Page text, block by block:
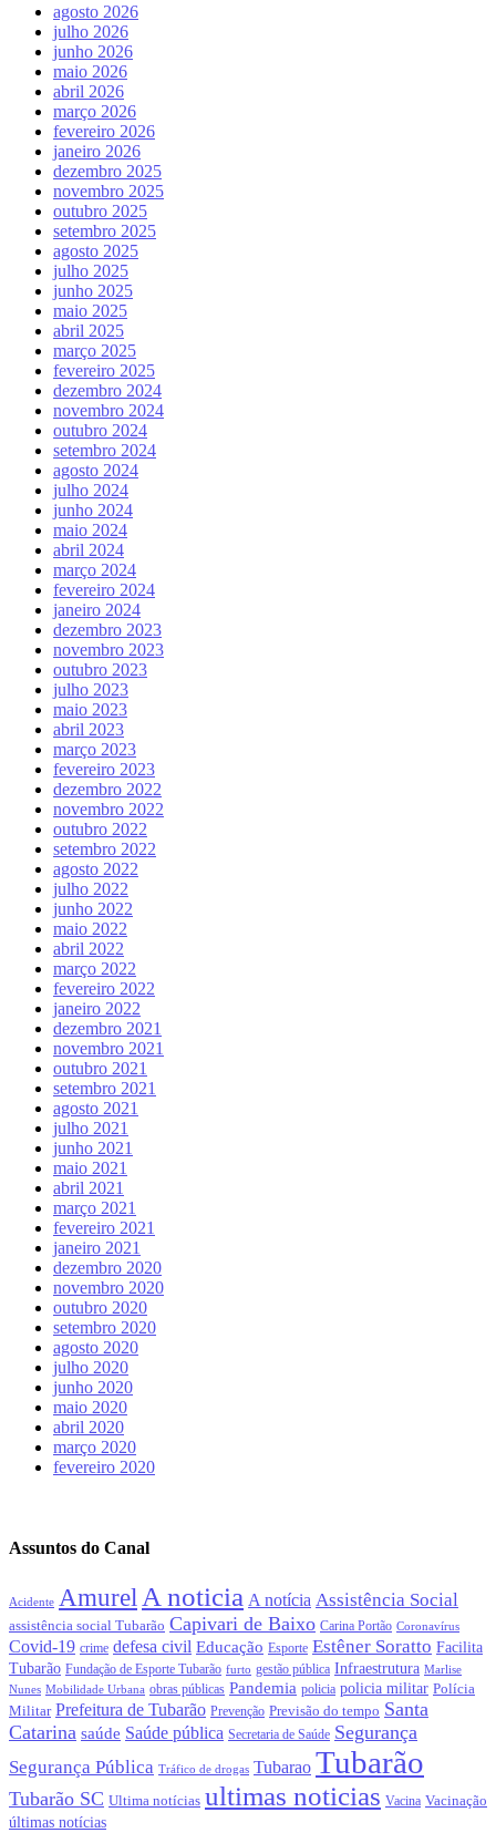
agosto 2026
julho 2026
junho 2026
maio 2026
abril 2026
março 2026
fevereiro 2026
janeiro 2026
dezembro 2025
novembro 2025
outubro 2025
setembro 2025
agosto 2025
julho 2025
junho 2025
maio 2025
abril 2025
março 2025
fevereiro 2025
dezembro 2024
novembro 2024
outubro 2024
setembro 2024
agosto 2024
julho 2024
junho 2024
maio 2024
abril 2024
março 2024
fevereiro 2024
janeiro 2024
dezembro 2023
novembro 2023
outubro 2023
julho 2023
maio 2023
abril 2023
março 2023
fevereiro 2023
dezembro 2022
novembro 2022
outubro 2022
setembro 2022
agosto 2022
julho 2022
junho 2022
maio 2022
abril 2022
março 2022
fevereiro 2022
janeiro 2022
dezembro 2021
novembro 2021
outubro 2021
setembro 2021
agosto 2021
julho 2021
junho 2021
maio 2021
abril 2021
março 2021
fevereiro 2021
janeiro 2021
dezembro 2020
novembro 2020
outubro 2020
setembro 2020
agosto 2020
julho 2020
junho 2020
maio 2020
abril 2020
março 2020
fevereiro 2020
Assuntos do Canal
Acidente Amurel A noticia A notícia Assistência Social
assistência social Tubarão Capivari de Baixo Carina Portão Coronavírus
Covid-19 crime defesa civil Educação Esporte Estêner Soratto Facilita
Tubarão Fundação de Esporte Tubarão furto gestão pública Infraestrutura Marlise
Nunes Mobilidade Urbana obras públicas Pandemia policia policia militar Polícia
Militar Prefeitura de Tubarão Prevenção Previsão do tempo Santa
Catarina saúde Saúde pública Secretaria de Saúde Segurança
Segurança Pública Tráfico de drogas Tubarao Tubarão
Tubarão SC Ultima notícias ultimas noticias Vacina Vacinação
últimas notícias